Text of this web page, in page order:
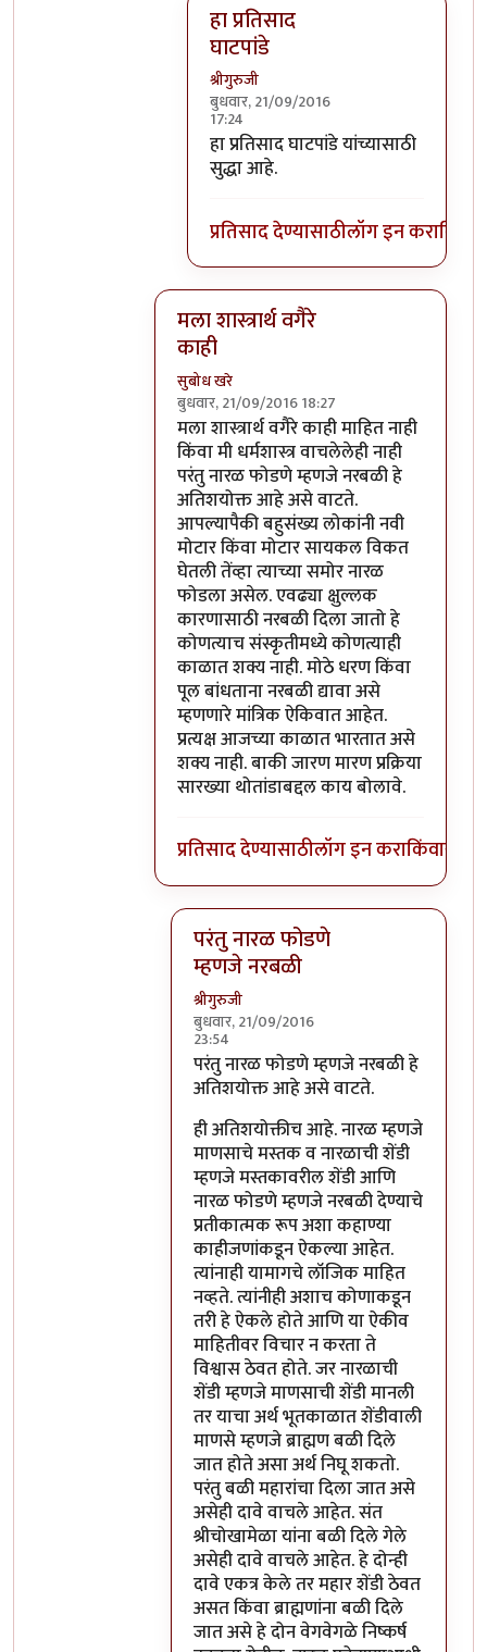
हा प्रतिसाद
घाटपांडे
श्रीगुरुजी
बुधवार, 21/09/2016
17:24
In reply toOk. Sorry. नारळाची शेंडी व
हा प्रतिसाद घाटपांडे यांच्यासाठी
सुद्धा आहे.
प्रतिसाद देण्यासाठीलॉग इन कराकिंवा
मला शास्त्रार्थ वगैरे
काही
सुबोध खरे
बुधवार, 21/09/2016 18:27
In reply toआत्मबंधवाल्यानी `कोहळा म्हणजे
मला शास्त्रार्थ वगैरे काही माहित नाही
किंवा मी धर्मशास्त्र वाचलेलेही नाही
परंतु नारळ फोडणे म्हणजे नरबळी हे
अतिशयोक्त आहे असे वाटते.
आपल्यापैकी बहुसंख्य लोकांनी नवी
मोटार किंवा मोटार सायकल विकत
घेतली तेंव्हा त्याच्या समोर नारळ
फोडला असेल. एवढ्या क्षुल्लक
कारणासाठी नरबळी दिला जातो हे
कोणत्याच संस्कृतीमध्ये कोणत्याही
काळात शक्य नाही. मोठे धरण किंवा
पूल बांधताना नरबळी द्यावा असे
म्हणणारे मांत्रिक ऐकिवात आहेत.
प्रत्यक्ष आजच्या काळात भारतात असे
शक्य नाही. बाकी जारण मारण प्रक्रिया
सारख्या थोतांडाबद्दल काय बोलावे.
प्रतिसाद देण्यासाठीलॉग इन कराकिंवा
परंतु नारळ फोडणे
म्हणजे नरबळी
श्रीगुरुजी
बुधवार, 21/09/2016
23:54
In reply toमला शास्त्रार्थ वगैरे काही
परंतु नारळ फोडणे म्हणजे नरबळी हे
अतिशयोक्त आहे असे वाटते.
ही अतिशयोक्तीच आहे. नारळ म्हणजे
माणसाचे मस्तक व नारळाची शेंडी
म्हणजे मस्तकावरील शेंडी आणि
नारळ फोडणे म्हणजे नरबळी देण्याचे
प्रतीकात्मक रूप अशा कहाण्या
काहीजणांकडून ऐकल्या आहेत.
त्यांनाही यामागचे लॉजिक माहित
नव्हते. त्यांनीही अशाच कोणाकडून
तरी हे ऐकले होते आणि या ऐकीव
माहितीवर विचार न करता ते
विश्वास ठेवत होते. जर नारळाची
शेंडी म्हणजे माणसाची शेंडी मानली
तर याचा अर्थ भूतकाळात शेंडीवाली
माणसे म्हणजे ब्राह्मण बळी दिले
जात होते असा अर्थ निघू शकतो.
परंतु बळी महारांचा दिला जात असे
असेही दावे वाचले आहेत. संत
श्रीचोखामेळा यांना बळी दिले गेले
असेही दावे वाचले आहेत. हे दोन्ही
दावे एकत्र केले तर महार शेंडी ठेवत
असत किंवा ब्राह्मणांना बळी दिले
जात असे हे दोन वेगवेगळे निष्कर्ष